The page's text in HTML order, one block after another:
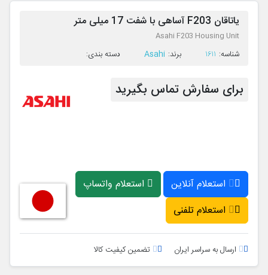
یاتاقان F203 آساهی با شفت 17 میلی متر
Asahi F203 Housing Unit
ﺷﻨﺎﺳﻪ: 1611 ﺑﺮﻧﺪ: Asahi ﺩﺳﺘﻪ ﺑﻨﺪی:
برای سفارش تماس بگیرید
استعلام آنلاین
استعلام واتساپ
استعلام تلفنی
ارسال به سراسر ایران تضمین کیفیت کالا